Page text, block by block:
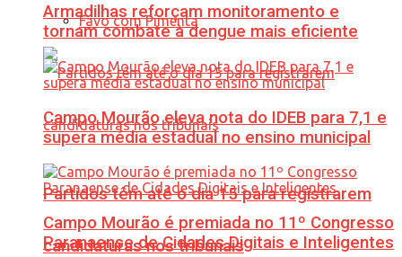
Favo com Pimenta
Partidos têm até o dia 15 para registrarem
candidaturas nos tribunais
Armadilhas reforçam monitoramento e
tornam combate à dengue mais eficiente
Campo Mourão eleva nota do IDEB para 7,1 e
supera média estadual no ensino municipal
Campo Mourão é premiada no 11º Congresso
Paranaense de Cidades Digitais e Inteligentes